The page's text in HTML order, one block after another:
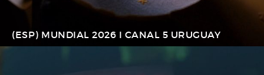
(ESP) MUNDIAL 2026 I CANAL 5 URUGUAY